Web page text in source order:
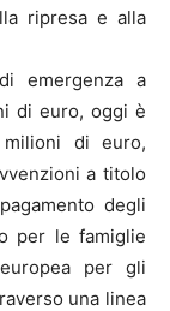
ripresa e alla
emergenza a
di euro, oggi è
di euro,
a titolo
degli
per le famiglie
per gli
una linea